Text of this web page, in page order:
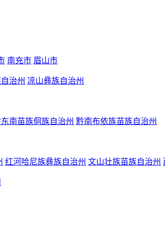
南充市 眉山市
治州 凉山彝族自治州
南苗族侗族自治州 黔南布依族苗族自治州
红河哈尼族彝族自治州 文山壮族苗族自治州